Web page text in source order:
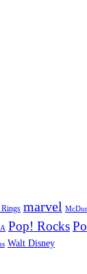
marvel
Pop! Rocks
Walt Disney